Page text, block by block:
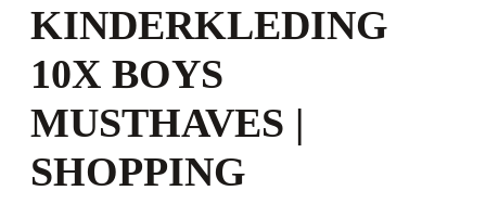
KINDERKLEDING
10X BOYS
MUSTHAVES |
SHOPPING